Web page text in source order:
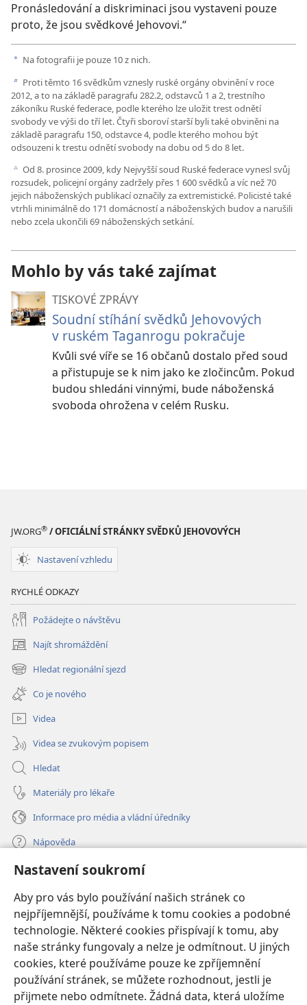
Nastavení soukromí
Aby pro vás bylo používání našich stránek co
nejpříjemnější, používáme k tomu cookies a podobné
technologie. Některé cookies přispívají k tomu, aby
naše stránky fungovaly a nelze je odmítnout. U jiných
cookies, které používáme pouze ke zpříjemnění
používání stránek, se můžete rozhodnout, jestli je
přijmete nebo odmítnete. Žádná data, která uložíme
Pronásledování a diskriminaci jsou vystaveni pouze
proto, že jsou svědkové Jehovovi.“
a Na fotografii je pouze 10 z nich.
b Proti těmto 16 svědkům vznesly ruské orgány obvinění v roce
2012, a to na základě paragrafu 282.2, odstavců 1 a 2, trestního
zákoníku Ruské federace, podle kterého lze uložit trest odnětí
svobody ve výši do tří let. Čtyři sboroví starší byli také obviněni na
základě paragrafu 150, odstavce 4, podle kterého mohou být
odsouzeni k trestu odnětí svobody na dobu od 5 do 8 let.
c Od 8. prosince 2009, kdy Nejvyšší soud Ruské federace vynesl svůj
rozsudek, policejní orgány zadržely přes 1 600 svědků a víc než 70
jejich náboženských publikací označily za extremistické. Policisté také
vtrhli minimálně do 171 domácností a náboženských budov a narušili
nebo zcela ukončili 69 náboženských setkání.
Mohlo by vás také zajímat
TISKOVÉ ZPRÁVY
Soudní stíhání svědků Jehovových
v ruském Taganrogu pokračuje
Kvůli své víře se 16 občanů dostalo před soud
a přistupuje se k nim jako ke zločincům. Pokud
budou shledáni vinnými, bude náboženská
svoboda ohrožena v celém Rusku.
JW.ORG® / OFICIÁLNÍ STRÁNKY SVĚDKŮ JEHOVOVÝCH
Nastavení vzhledu
RYCHLÉ ODKAZY
Požádejte o návštěvu
Najít shromáždění
(otevřeno
nové
okno)
Hledat regionální sjezd
(otevřeno
nové
okno)
Co je nového
Videa
Videa se zvukovým popisem
Hledat
Materiály pro lékaře
Informace pro média a vládní úředníky
Nápověda
Dary
nové
okno) ONLINE KNIHOVNA Strážné věže
(otevřeno
nové
okno)JW Hub®
(otevřeno
nové
okno)JW Library ®